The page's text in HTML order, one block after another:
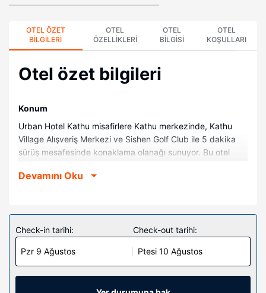
OTEL ÖZET
BILGILERI
OTEL
ÖZELLIKLERI
OTEL
BILGISI
OTEL
KOŞULLARI
Otel özet bilgileri
Konum
Urban Hotel Kathu misafirlere Kathu merkezinde, Kathu
Village Alışveriş Merkezi ve Sishen Golf Club ile 5 dakika
sürüş mesafesinde konaklama olanağı sunuyor. Bu otel
31,9 mi (51,3 km) mesafede.
Misafirler için 79 klimalı odada LCD televizyon mevcuttur.
Misafirlerimize ücretsiz kablosuz internet sunulmaktadır.
Misafirlerimizin iyi vakit geçirebilmesi için uydu kanalları
vardır. Özel banyo, duş kabini, ücretsiz banyo/kozmetik
ürünleri ve saç kurutma makinesi vardır. Misafirlerimize
telefon, dizüstü bilgisayar saklamaya uygun emanet kasası
Devamını Oku
Check-in tarihi:
Pzr 9 Ağustos
Check-out tarihi:
Ptesi 10 Ağustos